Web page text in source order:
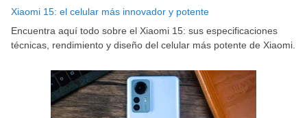
Xiaomi 15: el celular más innovador y potente
Encuentra aquí todo sobre el Xiaomi 15: sus especificaciones
técnicas, rendimiento y diseño del celular más potente de Xiaomi.